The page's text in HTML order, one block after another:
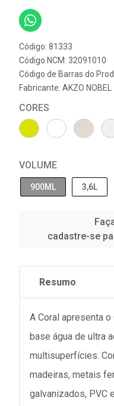
Código: 81333
Código NCM: 32091010
Código de Barras do
Fabricante: AKZO NOBEL
CORES
VOLUME
900ML 3,6L
cadastre-se
Resumo
A Coral apresenta
base água de ultra
multisuperfícies.
madeiras, metais
galvanizados, PVC